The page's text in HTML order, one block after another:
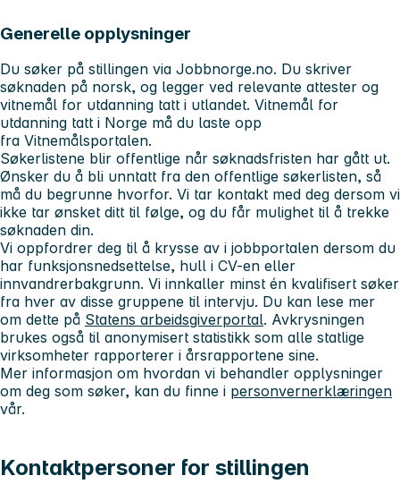
Generelle opplysninger
Du søker på stillingen via Jobbnorge.no. Du skriver
søknaden på norsk, og legger ved relevante attester og
vitnemål for utdanning tatt i utlandet. Vitnemål for
utdanning tatt i Norge må du laste opp
fra Vitnemålsportalen.
Søkerlistene blir offentlige når søknadsfristen har gått ut.
Ønsker du å bli unntatt fra den offentlige søkerlisten, så
må du begrunne hvorfor. Vi tar kontakt med deg dersom vi
ikke tar ønsket ditt til følge, og du får mulighet til å trekke
søknaden din.
Vi oppfordrer deg til å krysse av i jobbportalen dersom du
har funksjonsnedsettelse, hull i CV-en eller
innvandrerbakgrunn. Vi innkaller minst én kvalifisert søker
fra hver av disse gruppene til intervju. Du kan lese mer
om dette på Statens arbeidsgiverportal. Avkrysningen
brukes også til anonymisert statistikk som alle statlige
virksomheter rapporterer i årsrapportene sine.
Mer informasjon om hvordan vi behandler opplysninger
om deg som søker, kan du finne i personvernerklæringen
vår.
Kontaktpersoner for stillingen